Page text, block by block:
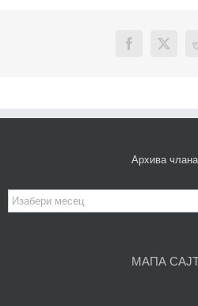
Facebook
X
Архива
Архива
чланака
МАПА